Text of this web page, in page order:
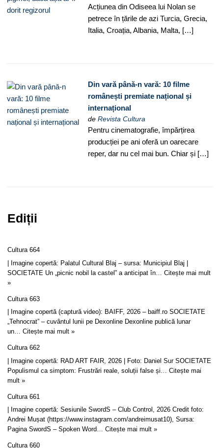
Acțiunea din Odiseea lui Nolan se
petrece în țările de azi Turcia, Grecia,
Italia, Croația, Albania, Malta, […]
Din vară până-n vară: 10 filme
românești premiate național și
internațional
deRevista Cultura
Pentru cinematografie, împărțirea
producției pe ani oferă un oarecare
reper, dar nu cel mai bun. Chiar și […]
Ediții
Cultura 664
| Imagine copertă: Palatul Cultural Blaj – sursa: Municipiul Blaj |
SOCIETATE Un „picnic nobil la castel” a anticipat în… Citește mai mult
»
Cultura 663
| Imagine copertă (captură video): BAIFF, 2026 – baiff.ro SOCIETATE
„Tehnocrat” – cuvântul lunii pe Dexonline Dexonline publică lunar
un… Citește mai mult »
Cultura 662
| Imagine copertă: RAD ART FAIR, 2026 | Foto: Daniel Sur SOCIETATE
Populismul ca simptom: Frustrări reale, soluții false și… Citește mai
mult »
Cultura 661
| Imagine copertă: Sesiunile SwordS – Club Control, 2026 Credit foto:
Andrei Mușat (https://www.instagram.com/andreimusat10), Sursa:
Pagina SwordS – Spoken Word… Citește mai mult »
Cultura 660